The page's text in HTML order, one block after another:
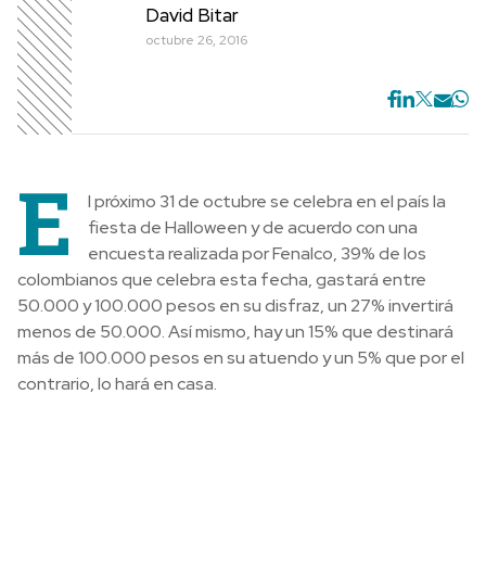
David Bitar
octubre 26, 2016
E
l próximo 31 de octubre se celebra en el país la
fiesta de Halloween y de acuerdo con una
encuesta realizada por Fenalco, 39% de los
colombianos que celebra esta fecha, gastará entre
50.000 y 100.000 pesos en su disfraz, un 27% invertirá
menos de 50.000. Así mismo, hay un 15% que destinará
más de 100.000 pesos en su atuendo y un 5% que por el
contrario, lo hará en casa.